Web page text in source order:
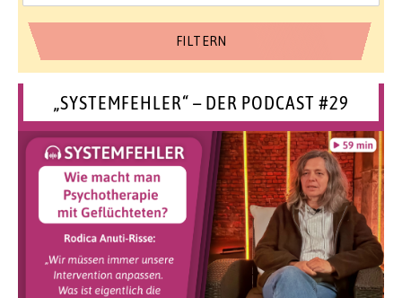
„SYSTEMFEHLER“ – DER PODCAST #29